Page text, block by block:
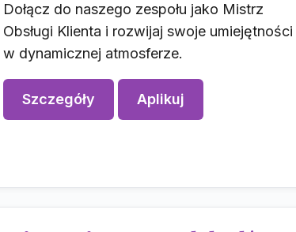
Dołącz do naszego zespołu jako Mistrz
Obsługi Klienta i rozwijaj swoje umiejętności
w dynamicznej atmosferze.
Szczegóły Aplikuj